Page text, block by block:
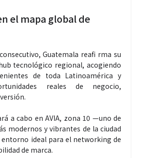
el mapa global de
Guatemala reafi rma su
tecnológico regional, acogiendo
de toda Latinoamérica y
reales de negocio,
a cabo en AVIA, zona 10 —uno de
modernos y vibrantes de la ciudad
ideal para el networking de
de marca.